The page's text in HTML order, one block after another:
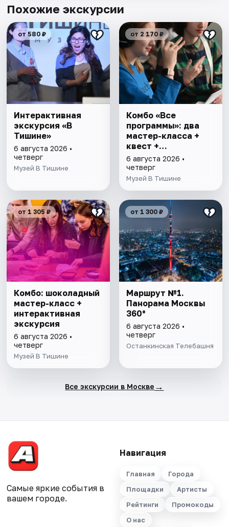
Похожие экскурсии
от 580 ₽
Интерактивная
экскурсия «В
Тишине»
6 августа 2026 •
четверг
Музей В Тишине
от 2 170 ₽
Комбо «Все
программы»: два
мастер-класса +
квест +
интерактивная
экскурсия
6 августа 2026 •
четверг
Музей В Тишине
от 1 305 ₽
Комбо: шоколадный
мастер-класс +
интерактивная
экскурсия
6 августа 2026 •
четверг
Музей В Тишине
от 1 300 ₽
Маршрут №1.
Панорама Москвы
360°
6 августа 2026 •
четверг
Останкинская Телебашня
Все экскурсии в Москве →
Самые яркие события в
вашем городе.
Навигация
Главная
Города
Площадки
Артисты
Рейтинги
Промокоды
О нас